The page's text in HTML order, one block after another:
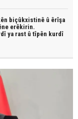
biçûkxistinê û êrîşa
erêkirin.
ya rast û tîpên kurdî